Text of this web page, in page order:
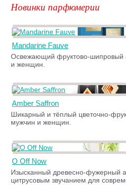
Новинки парфюмерии
Mandarine Fauve
Освежающий фруктово-шипровый
и женщин.
Amber Saffron
Шикарный и тёплый цветочно-
мужчин и женщин.
O Off Now
Изысканный древесно-фужерный
цитрусовым звучанием для